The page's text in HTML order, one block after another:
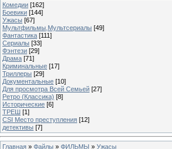
Комедии [162]
Боевики [144]
Ужасы [67]
Мультфильмы,Мультсериалы [49]
Фантастика [111]
Сериалы [33]
Фэнтези [29]
Драма [71]
Криминальные [17]
Триллеры [29]
Документальные [10]
Для просмотра Всей Семьей [27]
Ретро (Классика) [8]
Исторические [6]
ТРЕШ [1]
CSI Место преступления [12]
детективы [7]
Главная » Файлы » ФИЛЬМЫ » Ужасы